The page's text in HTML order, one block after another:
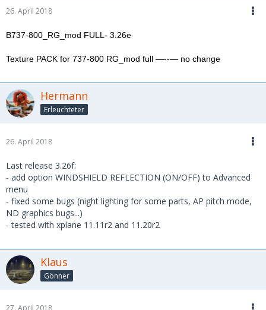
26. April 2018
B737-800_RG_mod FULL- 3.26e
Texture PACK for 737-800 RG_mod full —--— no change
Hermann
Erleuchteter
26. April 2018
Last release 3.26f:
- add option WINDSHIELD REFLECTION (ON/OFF) to Advanced
menu
- fixed some bugs (night lighting for some parts, AP pitch mode,
ND graphics bugs...)
- tested with xplane 11.11r2 and 11.20r2
Klaus
Gönner